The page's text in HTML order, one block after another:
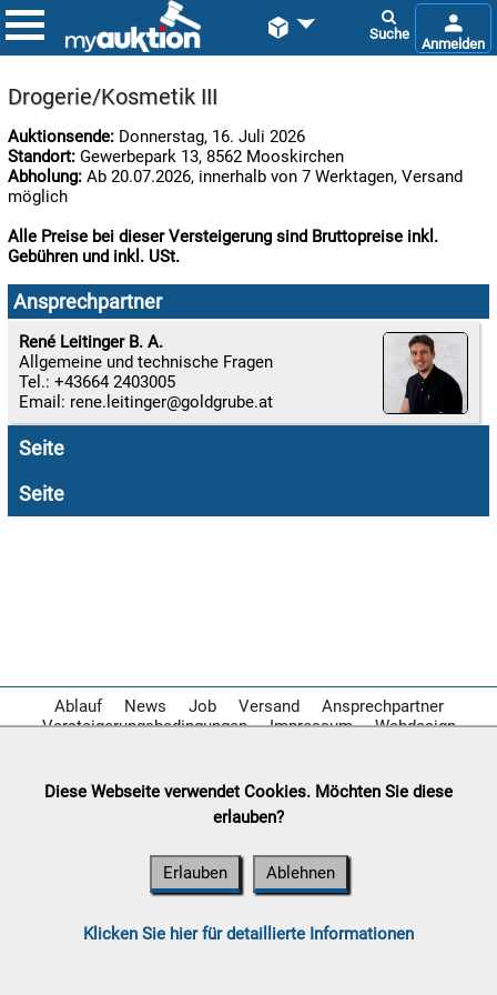
 
09.08:
Chips

09.08:

Drogerie/Kosmetik III
Auktionsende: Donnerstag, 16. Juli 2026
Standort: Gewerbepark 13, 8562 Mooskirchen
Abholung: Ab 20.07.2026, innerhalb von 7 Werktagen, Versand
möglich
Alle Preise bei dieser Versteigerung sind Bruttopreise inkl.
Gebühren und inkl. USt.
Ansprechpartner
René Leitinger B. A.
Allgemeine und technische Fragen
Tel.: +43664 2403005
Email: rene.leitinger
Seite
Seite
Ablauf News Job Versand
Ansprechpartner
Versteigerungsbedingungen
Impressum Webdesign
Diese Webseite verwendet Cookies. Möchten Sie diese
erlauben?
Erlauben Ablehnen
Klicken Sie hier für detaillierte Informationen